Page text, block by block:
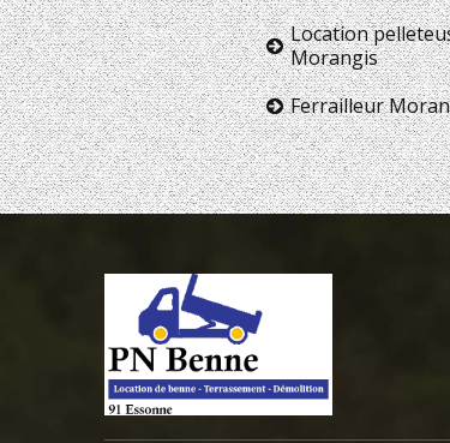
Location
Morangis
Ferrailleur